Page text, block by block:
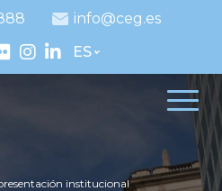
info@ceg.es
ES
institucional